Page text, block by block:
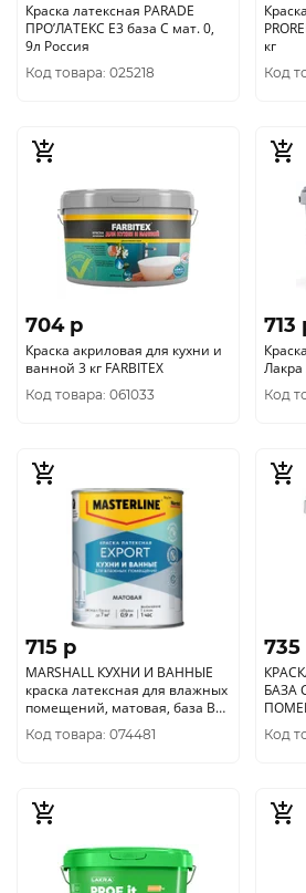
Краска латексная PARADE
ПРО’ЛАТЕКС Е3 база С мат. 0,
9л Россия
Код товара: 025218
кг
Код
704 p
Краска акриловая для кухни и
ванной 3 кг FARBITEX
Код товара: 061033
713
Лакра
Код
715 p
MARSHALL КУХНИ И ВАННЫЕ
краска латексная для влажных
помещений, матовая, база BW
(0, 9л)
Код товара: 074481
735
БАЗА
Код